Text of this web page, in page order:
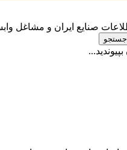
صنایع ایران و مشاغل